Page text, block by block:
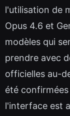
l'utilisation de
Opus 4.6 et
modèles qui
prendre avec
officielles au-
été
l'interface est